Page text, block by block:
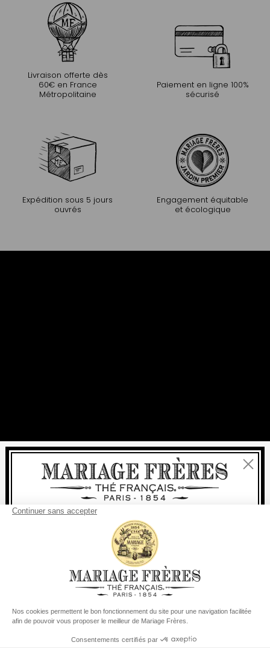
Livraison offerte dès
60€ en France
Métropolitaine
Paiement en ligne 100%
sécurisé
Expédition sous 5 jours
ouvrés
Engagement équitable
et écologique
Fermer
Bienvenue
Pour tout achat, lalivraisonrapide est
à partir de 60 € en France Métropolitaine
à partir de 150 €pour le reste du monde
Votre pays de livraison est défini surEtats-Unis